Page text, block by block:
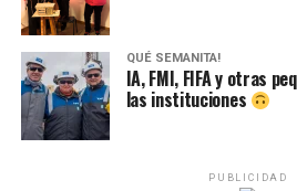
QUÉ SEMANITA!
IA, FMI, FIFA y otras
las instituciones
PUBLICIDAD